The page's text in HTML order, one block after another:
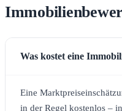
Was kostet eine
Eine
in der Regel kostenlos –